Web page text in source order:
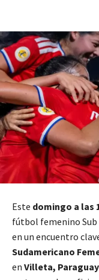
Este domingo a las
fútbol femenino Sub
en un encuentro
Sudamericano
en Villeta, Paraguay